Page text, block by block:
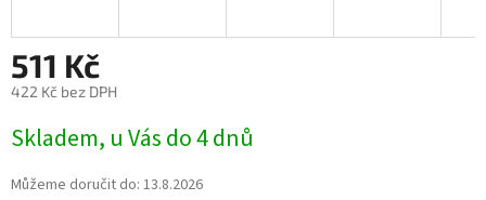
511 Kč
422 Kč bez DPH
Skladem, u Vás do 4 dnů
Můžeme doručit do: 13.8.2026